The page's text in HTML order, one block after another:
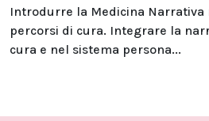
Introdurre la Medicina
percorsi di cura. Integrare la
cura e nel sistema persona...